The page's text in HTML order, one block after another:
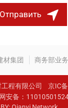
Отправить
材集团 商务部业
程有限公司
京IC
安备：